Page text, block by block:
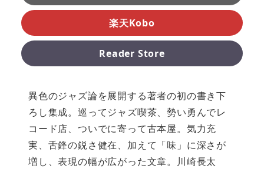
楽天Kobo
Reader Store
異色のジャズ論を展開する著者の初の書き下
ろし集成。巡ってジャズ喫茶、勢い勇んでレ
コード店、ついでに寄って古本屋。気力充
実、舌鋒の鋭さ健在、加えて「味」に深さが
増し、表現の幅が広がった文章。川崎長太